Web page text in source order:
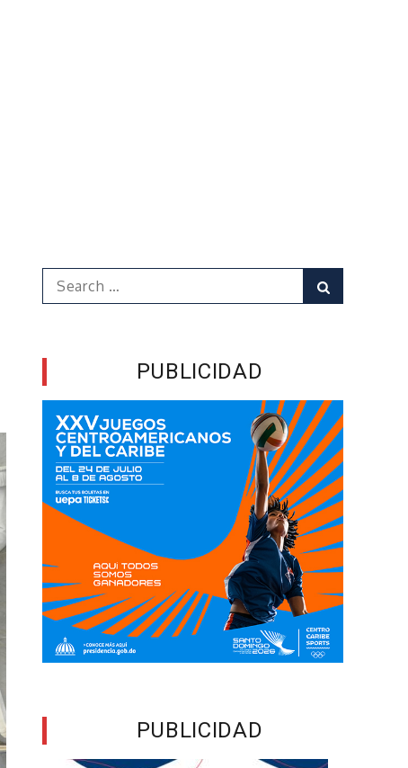
Search
for:
PUBLICIDAD
PUBLICIDAD